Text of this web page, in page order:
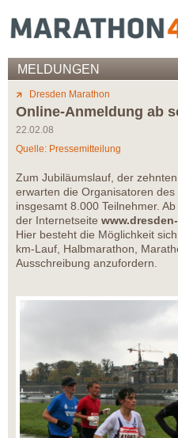
MELDUNGEN
Dresden Marathon
Online-Anmeldung ab
22.02.08
Quelle: Pressemitteilung
Zum Jubiläumslauf, der
erwarten die Organisatoren
insgesamt 8.000 Teilnehmer.
der Internetseite
Hier besteht die Möglichkeit
km-Lauf, Halbmarathon,
Ausschreibung anzufordern.